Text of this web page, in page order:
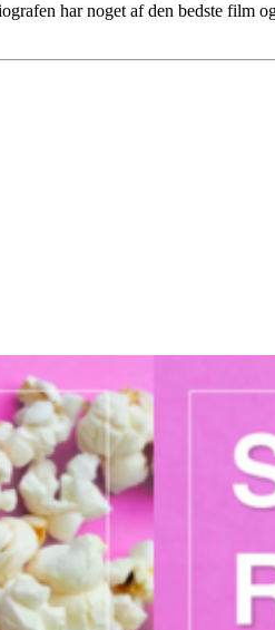
har noget af den bedste film